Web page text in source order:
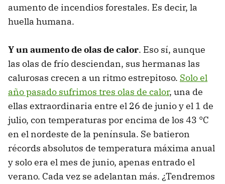
aumento de incendios forestales. Es decir, la
huella humana.
Y un aumento de olas de calor. Eso sí, aunque
las olas de frío desciendan, sus hermanas las
calurosas crecen a un ritmo estrepitoso. Solo el
año pasado sufrimos tres olas de calor, una de
ellas extraordinaria entre el 26 de junio y el 1 de
julio, con temperaturas por encima de los 43 °C
en el nordeste de la península. Se batieron
récords absolutos de temperatura máxima anual
y solo era el mes de junio, apenas entrado el
verano. Cada vez se adelantan más. ¿Tendremos